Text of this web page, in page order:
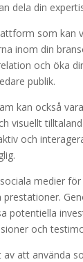
dela din
som kan
inom din
och öka
publik.
kan också
visuellt
och
medier
potentiella
och
av att använda